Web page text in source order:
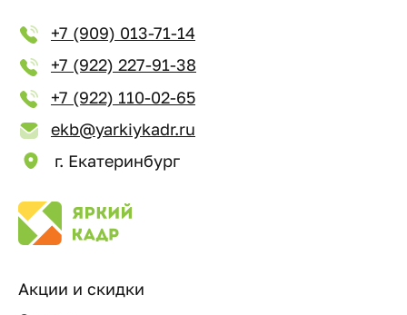
+7 (909) 013-71-14
+7 (922) 227-91-38
+7 (922) 110-02-65
ekb@yarkiykadr.ru
г. Екатеринбург
Акции и скидки